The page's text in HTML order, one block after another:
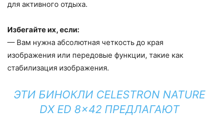
для активного отдыха.
Избегайте их, если:
— Вам нужна абсолютная четкость до края
изображения или передовые функции, такие как
стабилизация изображения.
ЭТИ БИНОКЛИ CELESTRON NATURE
DX ED 8×42 ПРЕДЛАГАЮТ